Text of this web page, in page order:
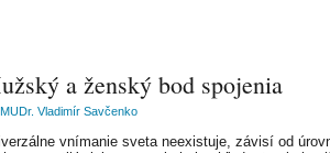
a ženský bod spojenia
MUDr. Vladimír Savčenko
vnímanie sveta neexistuje, závisí od